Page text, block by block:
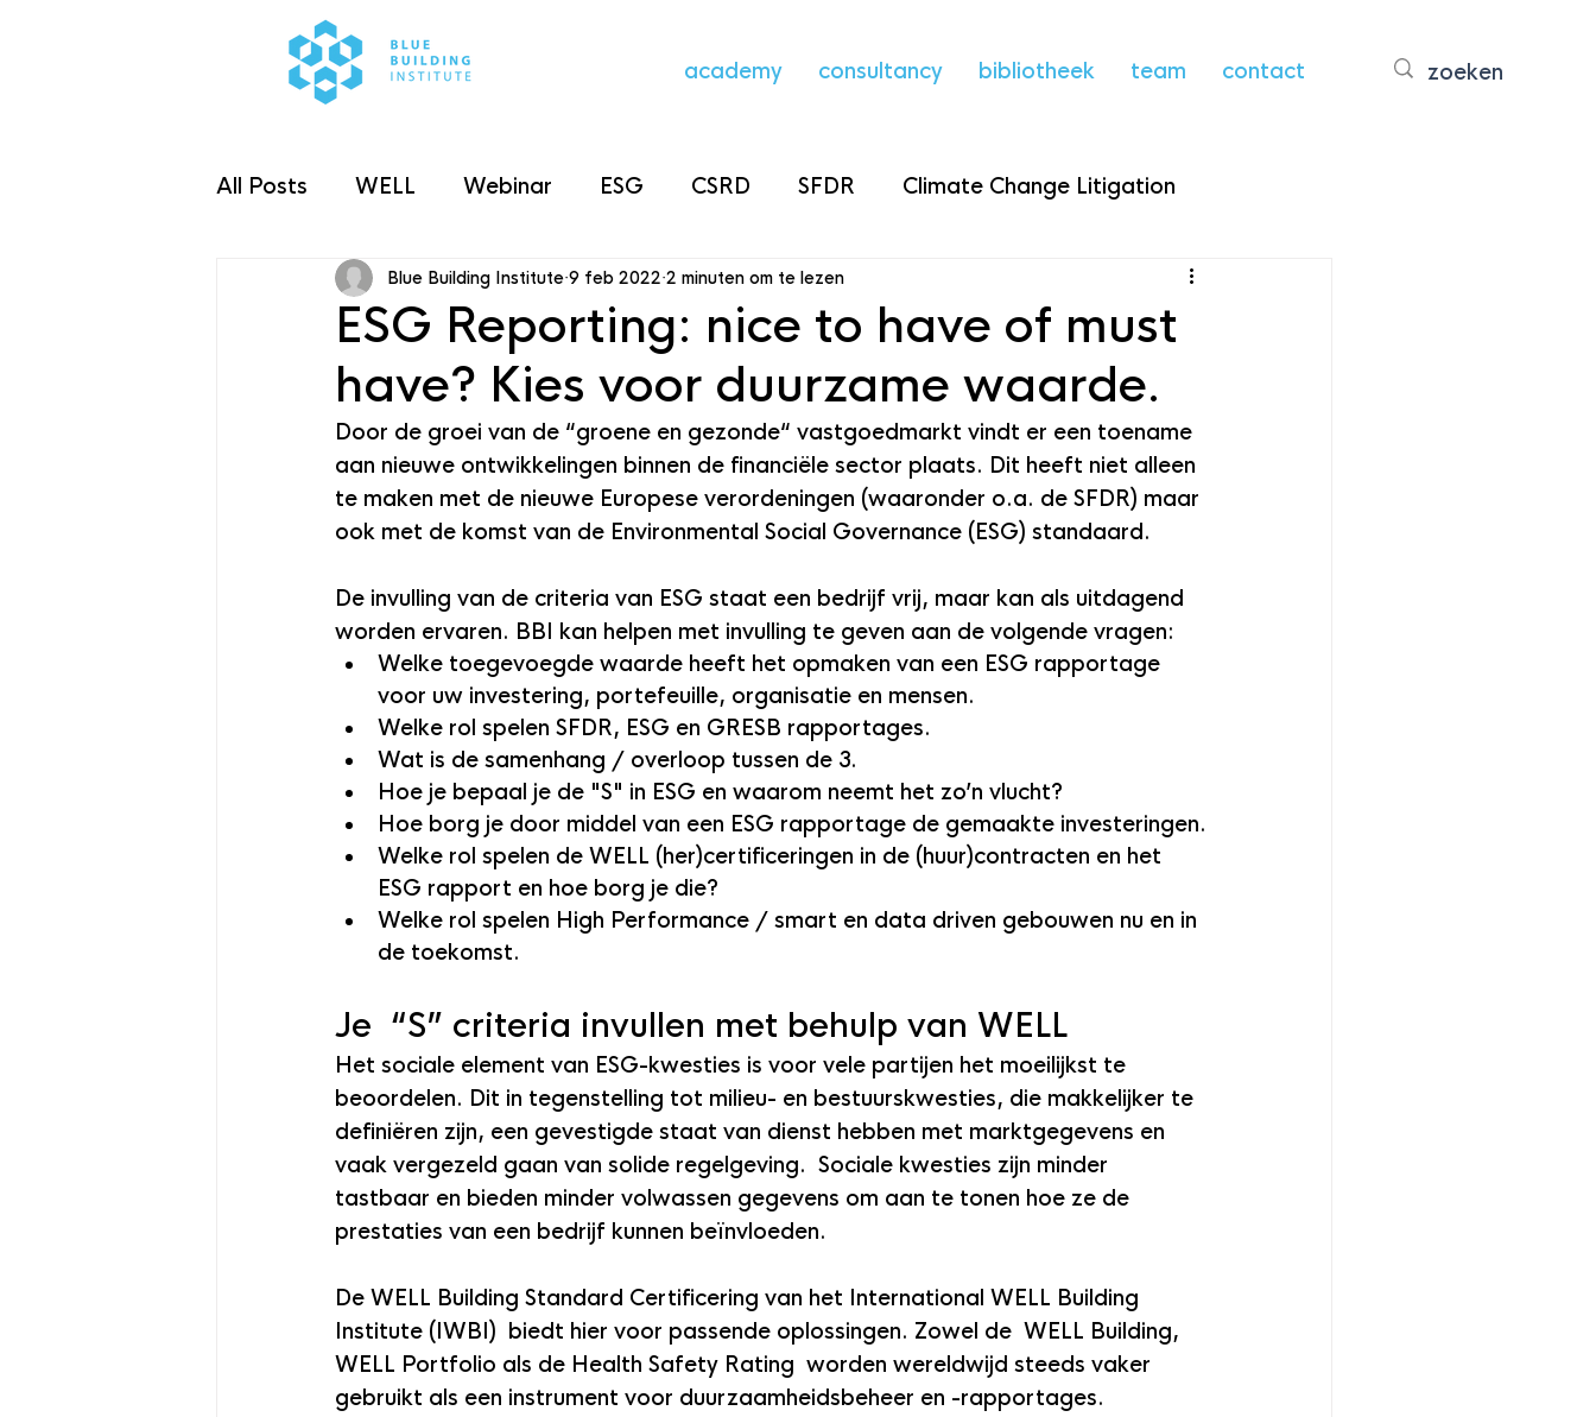
academy consultancy bibliotheek team contact
All Posts WELL Webinar ESG CSRD SFDR Climate Change Litigation
Taxonomieverordening
ESG Reporting: nice to have of must
have? Kies voor duurzame waarde.
Blue Building Institute 9 feb 2022 2 minuten om te lezen
Door de groei van de “groene en gezonde“ vastgoedmarkt vindt er een toename
aan nieuwe ontwikkelingen binnen de financiële sector plaats. Dit heeft niet alleen
te maken met de nieuwe Europese verordeningen (waaronder o.a. de SFDR) maar
ook met de komst van de Environmental Social Governance (ESG) standaard.
De invulling van de criteria van ESG staat een bedrijf vrij, maar kan als uitdagend
worden ervaren. BBI kan helpen met invulling te geven aan de volgende vragen:
Welke toegevoegde waarde heeft het opmaken van een ESG rapportage
voor uw investering, portefeuille, organisatie en mensen.
Welke rol spelen SFDR, ESG en GRESB rapportages.
Wat is de samenhang / overloop tussen de 3.
Hoe je bepaal je de "S" in ESG en waarom neemt het zo’n vlucht?
Hoe borg je door middel van een ESG rapportage de gemaakte investeringen.
Welke rol spelen de WELL (her)certificeringen in de (huur)contracten en het
ESG rapport en hoe borg je die?
Welke rol spelen High Performance / smart en data driven gebouwen nu en in
de toekomst.
Je  “S” criteria invullen met behulp van WELL
Het sociale element van ESG-kwesties is voor vele partijen het moeilijkst te
beoordelen. Dit in tegenstelling tot milieu- en bestuurskwesties, die makkelijker te
definiëren zijn, een gevestigde staat van dienst hebben met marktgegevens en
vaak vergezeld gaan van solide regelgeving.  Sociale kwesties zijn minder
tastbaar en bieden minder volwassen gegevens om aan te tonen hoe ze de
prestaties van een bedrijf kunnen beïnvloeden.
De WELL Building Standard Certificering van het International WELL Building
Institute (IWBI)  biedt hier voor passende oplossingen. Zowel de  WELL Building,
WELL Portfolio als de Health Safety Rating  worden wereldwijd steeds vaker
gebruikt als een instrument voor duurzaamheidsbeheer en -rapportages.